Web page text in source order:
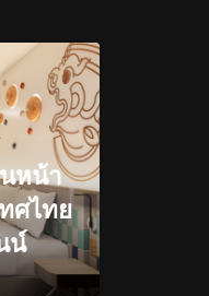
หน้า
ศไทย
น์